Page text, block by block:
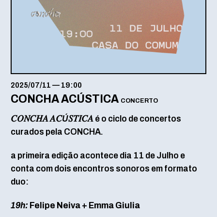
2025/07/11 — 19:00
CONCHA ACÚSTICA CONCERTO
𝐶𝑂𝑁𝐶𝐻𝐴 𝐴𝐶Ú𝑆𝑇𝐼𝐶𝐴 é o ciclo de concertos
curados pela CONCHA.
a primeira edição acontece dia 11 de Julho e
conta com dois encontros sonoros em formato
duo:
19h: Felipe Neiva + Emma Giulia